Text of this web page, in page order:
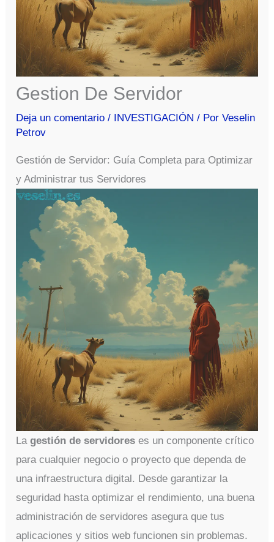
Gestion De Servidor
Deja un comentario / INVESTIGACIÓN / PorVeselin
Petrov
Gestión de Servidor: Guía Completa para Optimizar
y Administrar tus Servidores
Lagestión de servidores es un componente crítico
para cualquier negocio o proyecto que dependa de
una infraestructura digital. Desde garantizar la
seguridad hasta optimizar el rendimiento, una buena
administración de servidores asegura que tus
aplicaciones y sitios web funcionen sin problemas.